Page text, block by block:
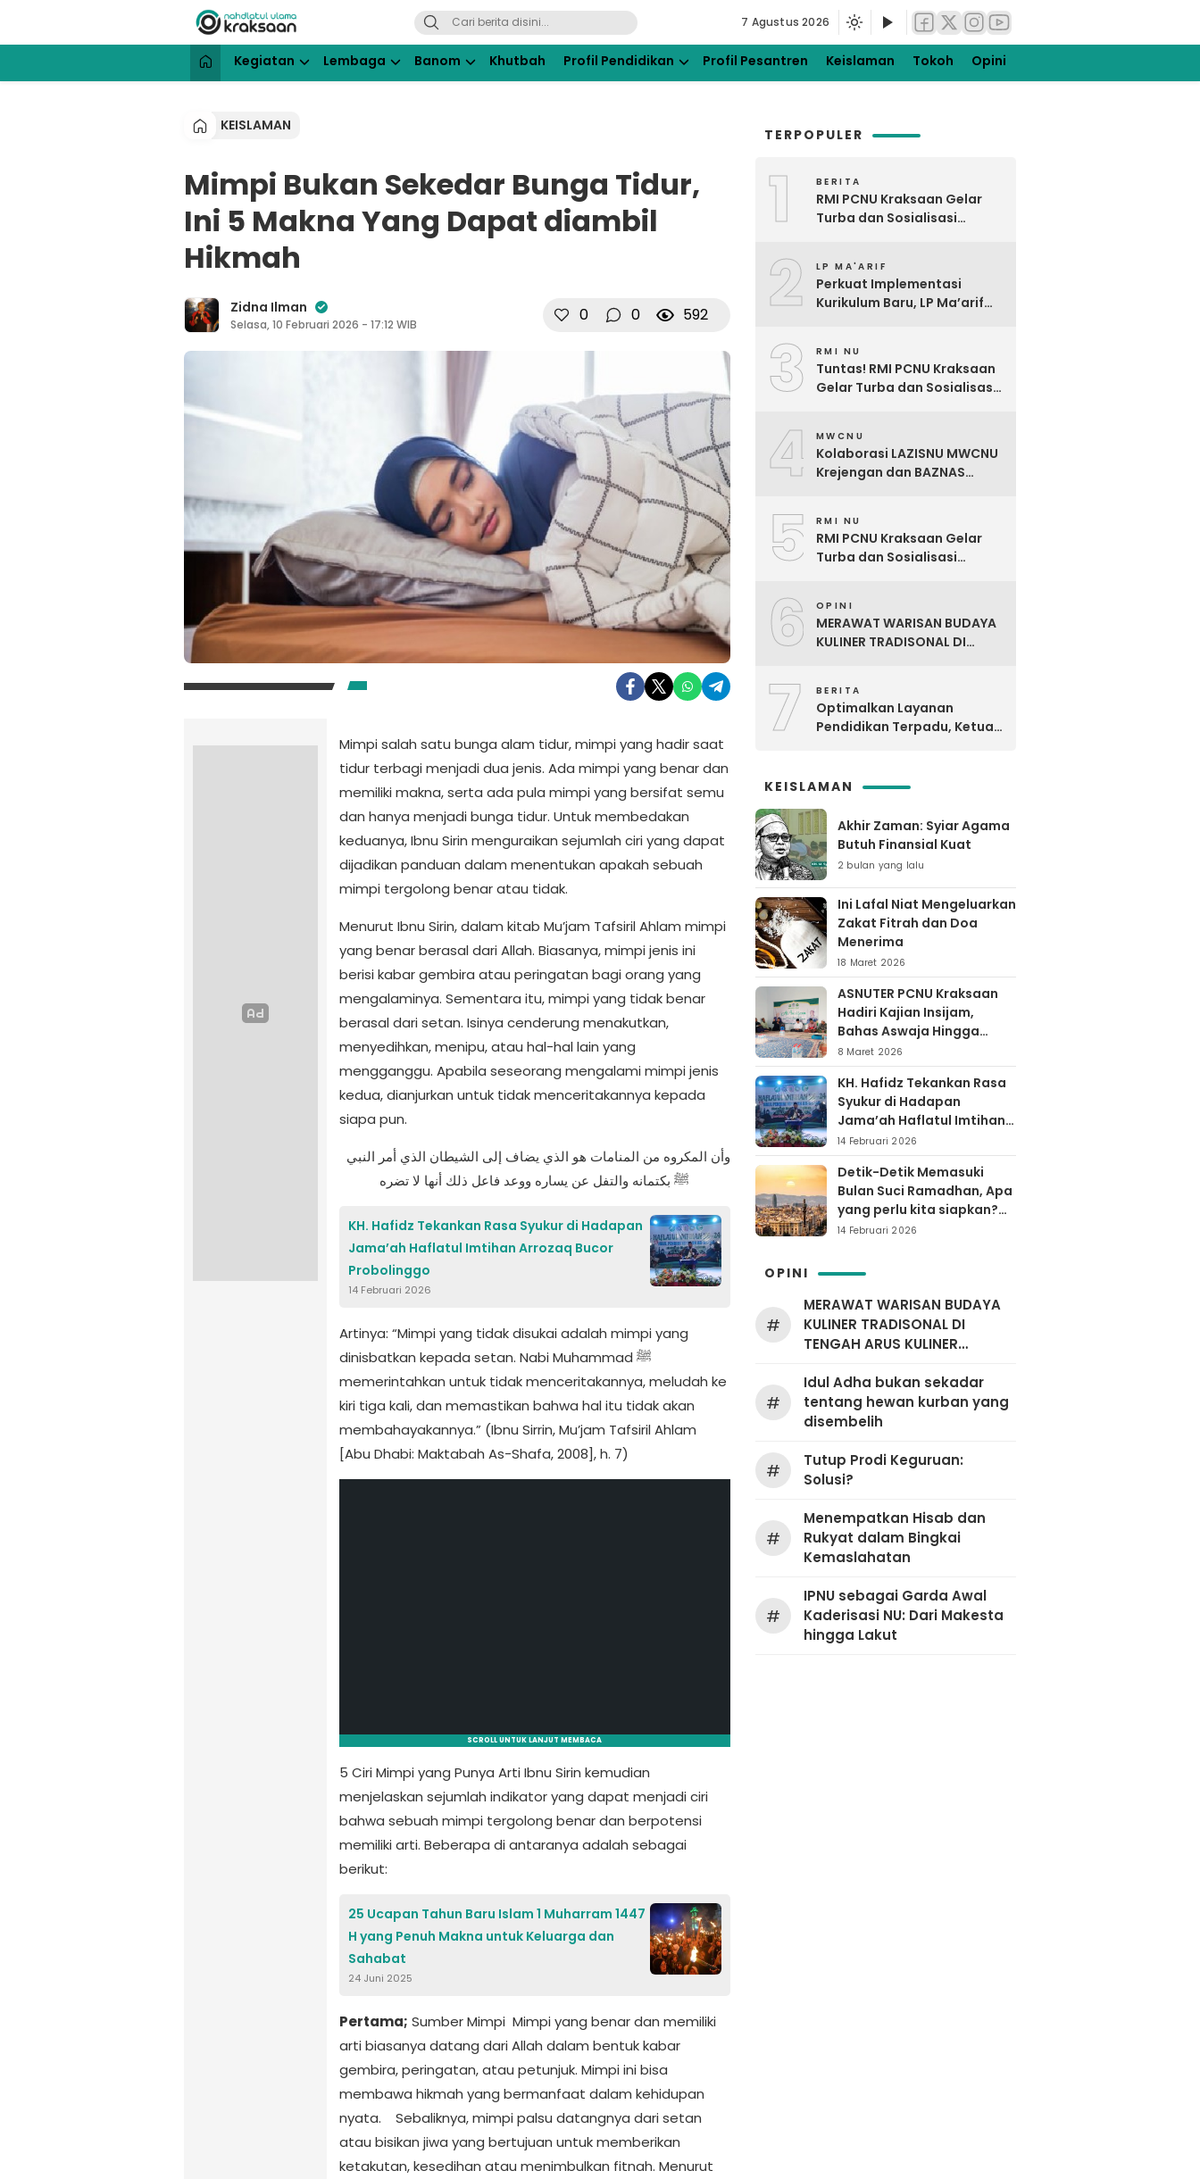
konten
NU Kraksaan
Website Resmi Pengurus Cabang Nahdlatul Ulama Kraksaan
7 Agustus 2026
Kegiatan Lembaga Banom Khutbah Profil Pendidikan Profil Pesantren Keislaman Tokoh Opini
KEISLAMAN
Mimpi Bukan Sekedar Bunga Tidur,
Ini 5 Makna Yang Dapat diambil
Hikmah
Zidna Ilman
Selasa, 10 Februari 2026 - 17:12 WIB 0 0 592
Mimpi salah satu bunga alam tidur, mimpi yang hadir saat
tidur terbagi menjadi dua jenis. Ada mimpi yang benar dan
memiliki makna, serta ada pula mimpi yang bersifat semu
dan hanya menjadi bunga tidur. Untuk membedakan
keduanya, Ibnu Sirin menguraikan sejumlah ciri yang dapat
dijadikan panduan dalam menentukan apakah sebuah
mimpi tergolong benar atau tidak.
Menurut Ibnu Sirin, dalam kitab Mu’jam Tafsiril Ahlam mimpi
yang benar berasal dari Allah. Biasanya, mimpi jenis ini
berisi kabar gembira atau peringatan bagi orang yang
mengalaminya. Sementara itu, mimpi yang tidak benar
berasal dari setan. Isinya cenderung menakutkan,
menyedihkan, menipu, atau hal-hal lain yang
mengganggu. Apabila seseorang mengalami mimpi jenis
kedua, dianjurkan untuk tidak menceritakannya kepada
siapa pun.
ﷺ بكتمانه والتفل عن يساره ووعد فاعل ذلك أنها لا تضره
KH. Hafidz Tekankan Rasa Syukur di Hadapan
Jama’ah Haflatul Imtihan Arrozaq Bucor
Probolinggo
14 Februari 2026
Artinya: “Mimpi yang tidak disukai adalah mimpi yang
dinisbatkan kepada setan. Nabi Muhammad ﷺ
memerintahkan untuk tidak menceritakannya, meludah ke
kiri tiga kali, dan memastikan bahwa hal itu tidak akan
membahayakannya.” (Ibnu Sirrin, Mu’jam Tafsiril Ahlam
[Abu Dhabi: Maktabah As-Shafa, 2008], h. 7)
SCROLL UNTUK LANJUT MEMBACA
5 Ciri Mimpi yang Punya Arti Ibnu Sirin kemudian
menjelaskan sejumlah indikator yang dapat menjadi ciri
bahwa sebuah mimpi tergolong benar dan berpotensi
memiliki arti. Beberapa di antaranya adalah sebagai
berikut:
25 Ucapan Tahun Baru Islam 1 Muharram 1447
H yang Penuh Makna untuk Keluarga dan
Sahabat
24 Juni 2025
Pertama; Sumber Mimpi Mimpi yang benar dan memiliki
arti biasanya datang dari Allah dalam bentuk kabar
gembira, peringatan, atau petunjuk. Mimpi ini bisa
membawa hikmah yang bermanfaat dalam kehidupan
nyata. Sebaliknya, mimpi palsu datangnya dari setan
atau bisikan jiwa yang bertujuan untuk memberikan
ketakutan, kesedihan atau menimbulkan fitnah. Menurut
TERPOPULER
1 BERITA
RMI PCNU Kraksaan Gelar
Turba dan Sosialisasi
2 LP MA'ARIF
Perkuat Implementasi
Kurikulum Baru, LP Ma’arif
3 RMI NU
Tuntas! RMI PCNU Kraksaan
Gelar Turba dan Sosialisasi
4 MWCNU
Kolaborasi LAZISNU MWCNU
Krejengan dan BAZNAS
untuk Korban Kecelakaan
Kerja
5 RMI NU
RMI PCNU Kraksaan Gelar
Turba dan Sosialisasi
6 OPINI
MERAWAT WARISAN BUDAYA
KULINER TRADISONAL DI
7 BERITA
Optimalkan Layanan
Pendidikan Terpadu, Ketua
KEISLAMAN
Akhir Zaman: Syiar Agama
Butuh Finansial Kuat
2 bulan yang lalu
Ini Lafal Niat Mengeluarkan
Zakat Fitrah dan Doa
Menerima
18 Maret 2026
ASNUTER PCNU Kraksaan
Hadiri Kajian Insijam,
Bahas Aswaja Hingga
Dinamika Timur Tengah
8 Maret 2026
KH. Hafidz Tekankan Rasa
Syukur di Hadapan
Jama’ah Haflatul Imtihan
Arrozaq Bucor
Probolinggo
14 Februari 2026
Detik-Detik Memasuki
Bulan Suci Ramadhan, Apa
yang perlu kita siapkan?
Yuk simak…
14 Februari 2026
OPINI
#
MERAWAT WARISAN BUDAYA
KULINER TRADISONAL DI
TENGAH ARUS KULINER
#
Idul Adha bukan sekadar
tentang hewan kurban yang
disembelih
#
Tutup Prodi Keguruan:
Solusi?
#
Menempatkan Hisab dan
Rukyat dalam Bingkai
Kemaslahatan
#
IPNU sebagai Garda Awal
Kaderisasi NU: Dari Makesta
hingga Lakut